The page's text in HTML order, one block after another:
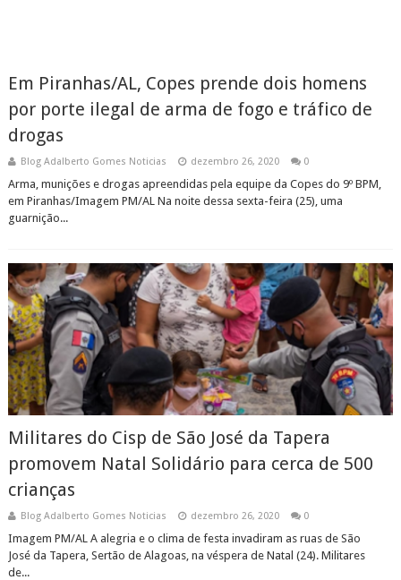
Em Piranhas/AL, Copes prende dois homens
por porte ilegal de arma de fogo e tráfico de
drogas
Blog Adalberto Gomes Noticias dezembro 26, 2020 0
Arma, munições e drogas apreendidas pela equipe da Copes do 9º BPM,
em Piranhas/Imagem PM/AL Na noite dessa sexta-feira (25), uma
guarnição...
Militares do Cisp de São José da Tapera
promovem Natal Solidário para cerca de 500
crianças
Blog Adalberto Gomes Noticias dezembro 26, 2020 0
Imagem PM/AL A alegria e o clima de festa invadiram as ruas de São
José da Tapera, Sertão de Alagoas, na véspera de Natal (24). Militares
de...